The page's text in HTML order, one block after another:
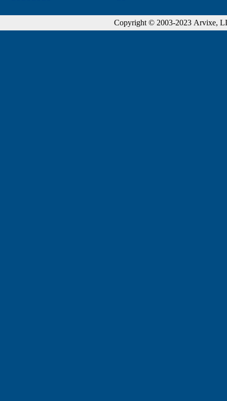
Copyright © 2003-2023 Arvixe,